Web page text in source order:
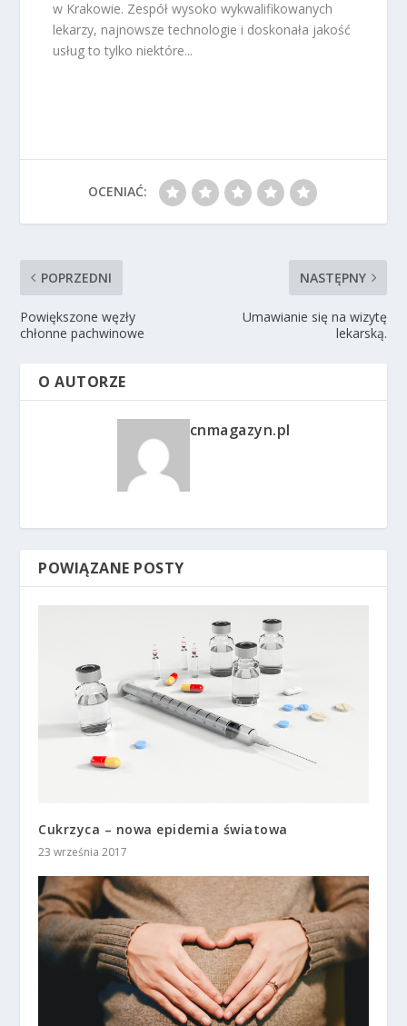
w Krakowie. Zespół wysoko wykwalifikowanych
lekarzy, najnowsze technologie i doskonała jakość
usług to tylko niektóre...
OCENIAĆ:
POPRZEDNI
Powiększone węzły
chłonne pachwinowe
NASTĘPNY
Umawianie się na wizytę
lekarską.
O AUTORZE
cnmagazyn.pl
POWIĄZANE POSTY
Cukrzyca – nowa epidemia światowa
23 września 2017